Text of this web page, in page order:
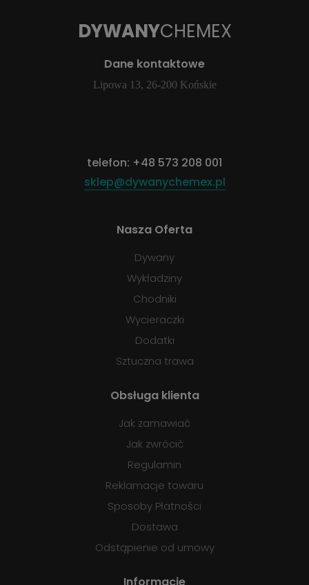
DYWANYCHEMEX
Dane kontaktowe
Lipowa 13, 26-200 Końskie
telefon: +48 573 208 001
sklep@dywanychemex.pl
Nasza Oferta
Dywany
Wykładziny
Chodniki
Wycieraczki
Dodatki
Sztuczna trawa
Obsługa klienta
Jak zamawiać
Jak zwrócić
Regulamin
Reklamacje towaru
Sposoby Płatności
Dostawa
Odstąpienie od umowy